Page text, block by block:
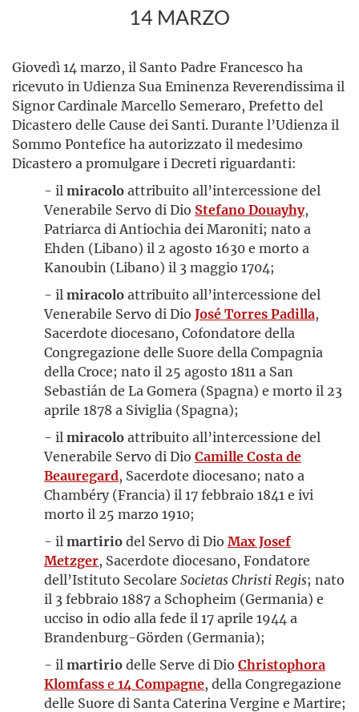
14 MARZO
Giovedì 14 marzo, il Santo Padre Francesco ha
ricevuto in Udienza Sua Eminenza Reverendissima il
Signor Cardinale Marcello Semeraro, Prefetto del
Dicastero delle Cause dei Santi. Durante l’Udienza il
Sommo Pontefice ha autorizzato il medesimo
Dicastero a promulgare i Decreti riguardanti:
- il miracoloattribuito all’intercessione del
Venerabile Servo di Dio Stefano Douayhy,
Patriarca di Antiochia dei Maroniti; nato a
Ehden (Libano) il 2 agosto 1630 e morto a
Kanoubin (Libano) il 3 maggio 1704;
- il miracoloattribuito all’intercessione del
Venerabile Servo di Dio José Torres Padilla,
Sacerdote diocesano, Cofondatore della
Congregazione delle Suore della Compagnia
della Croce; nato il 25 agosto 1811 a San
Sebastián de La Gomera (Spagna) e morto il 23
aprile 1878 a Siviglia (Spagna);
- il miracoloattribuito all’intercessione del
Venerabile Servo di Dio Camille Costa de
Beauregard, Sacerdote diocesano; nato a
Chambéry (Francia) il 17 febbraio 1841 e ivi
morto il 25 marzo 1910;
- il martiriodel Servo di Dio Max Josef
Metzger, Sacerdote diocesano, Fondatore
dell’Istituto Secolare Societas Christi Regis; nato
il 3 febbraio 1887 a Schopheim (Germania) e
ucciso in odio alla fede il 17 aprile 1944 a
Brandenburg-Görden (Germania);
- il martiriodelle Serve di Dio Christophora
Klomfasse 14 Compagne, della Congregazione
delle Suore di Santa Caterina Vergine e Martire;